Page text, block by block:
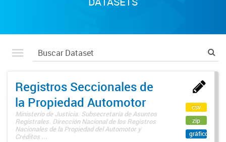
Registros Seccionales de
la Propiedad Automotor
Ministerio de Justicia. Subsecretaría de Asuntos
Registrales. Dirección Nacional de los Registros
Nacionales de la Propiedad del Automotor y
Créditos ...
csv
zip
gráfico